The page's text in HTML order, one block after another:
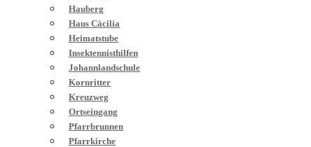
Hauberg
Haus Cäcilia
Heimatstube
Insektennisthilfen
Johannlandschule
Kornritter
Kreuzweg
Ortseingang
Pfarrbrunnen
Pfarrkirche